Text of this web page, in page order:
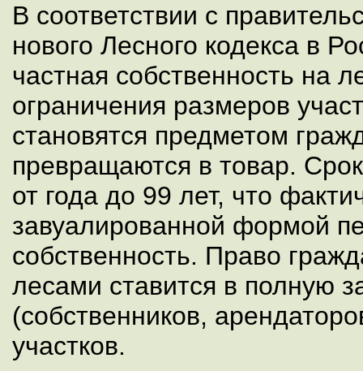
В соответствии с
нового Лесного кодекса в
частная собственность на
ограничения размеров
становятся предметом
превращаются в товар.
от года до 99 лет, что
завуалированной формой
собственность. Право
лесами ставится в полную
(собственников,
участков.